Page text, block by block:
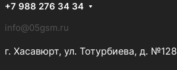
+7 988 276 34 34
info@05gsm.ru
г. Хасавюрт, ул. Тотурбиева, д. №128